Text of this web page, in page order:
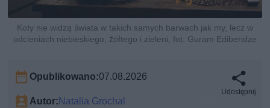
Koty nie widzą świata w takich samych barwach jak my, lecz w
odcieniach niebieskiego, żółtego i zieleni, fot. Guram Ediberidze
Opublikowano:07.08.2026
Autor: Natalia Grochal
Udostępnij